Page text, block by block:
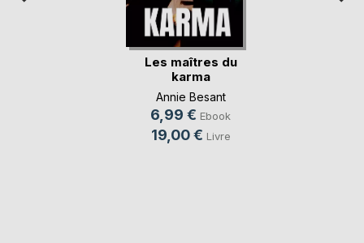
Les maîtres du
karma
Annie Besant
6,99 € Ebook
19,00 € Livre